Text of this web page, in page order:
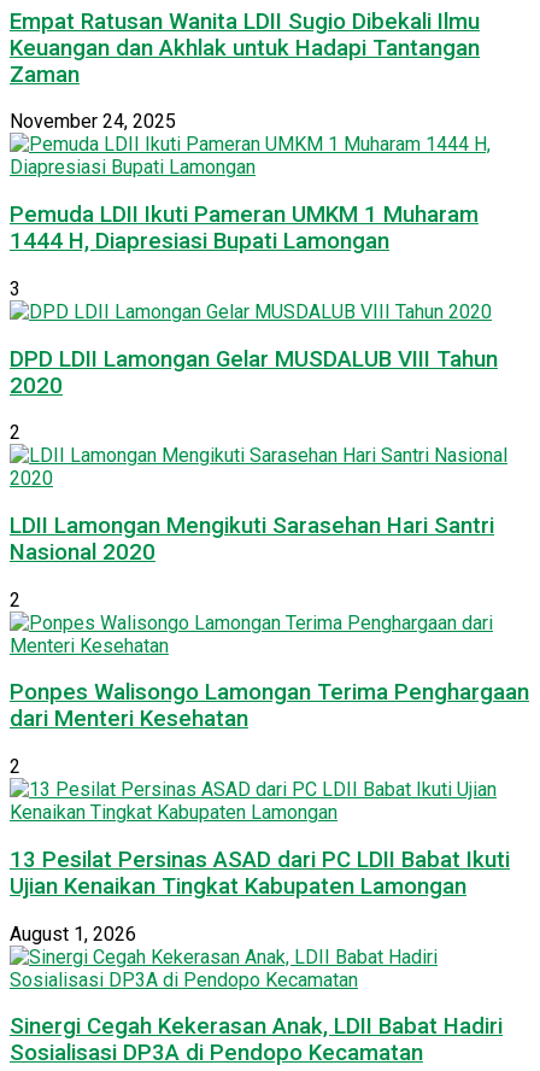
Empat Ratusan Wanita LDII Sugio Dibekali Ilmu
Keuangan dan Akhlak untuk Hadapi Tantangan
Zaman
November 24, 2025
Pemuda LDII Ikuti Pameran UMKM 1 Muharam
1444 H, Diapresiasi Bupati Lamongan
3
DPD LDII Lamongan Gelar MUSDALUB VIII Tahun
2020
2
LDII Lamongan Mengikuti Sarasehan Hari Santri
Nasional 2020
2
Ponpes Walisongo Lamongan Terima Penghargaan
dari Menteri Kesehatan
2
13 Pesilat Persinas ASAD dari PC LDII Babat Ikuti
Ujian Kenaikan Tingkat Kabupaten Lamongan
August 1, 2026
Sinergi Cegah Kekerasan Anak, LDII Babat Hadiri
Sosialisasi DP3A di Pendopo Kecamatan